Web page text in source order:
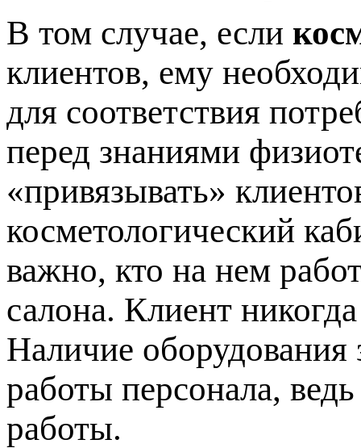
В том случае, если
клиентов, ему
для соответствия
перед знаниями
«привязывать»
косметологический
важно, кто на нем
салона. Клиент
Наличие оборудования
работы персонала,
работы.